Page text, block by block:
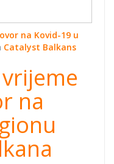
na Kovid-19 u
Catalyst Balkans
na